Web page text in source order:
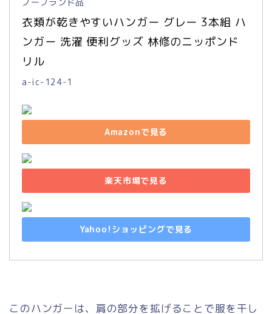
衣類が乾きやすいハンガー グレー 3本組 ハ
ンガー 洗濯 便利グッズ 林修のニッポンド
リル
a-ic-124-1
Amazonで見る
楽天市場で見る
Yahoo!ショッピングで見る
このハンガーは、肩の部分を拡げることで服を干し